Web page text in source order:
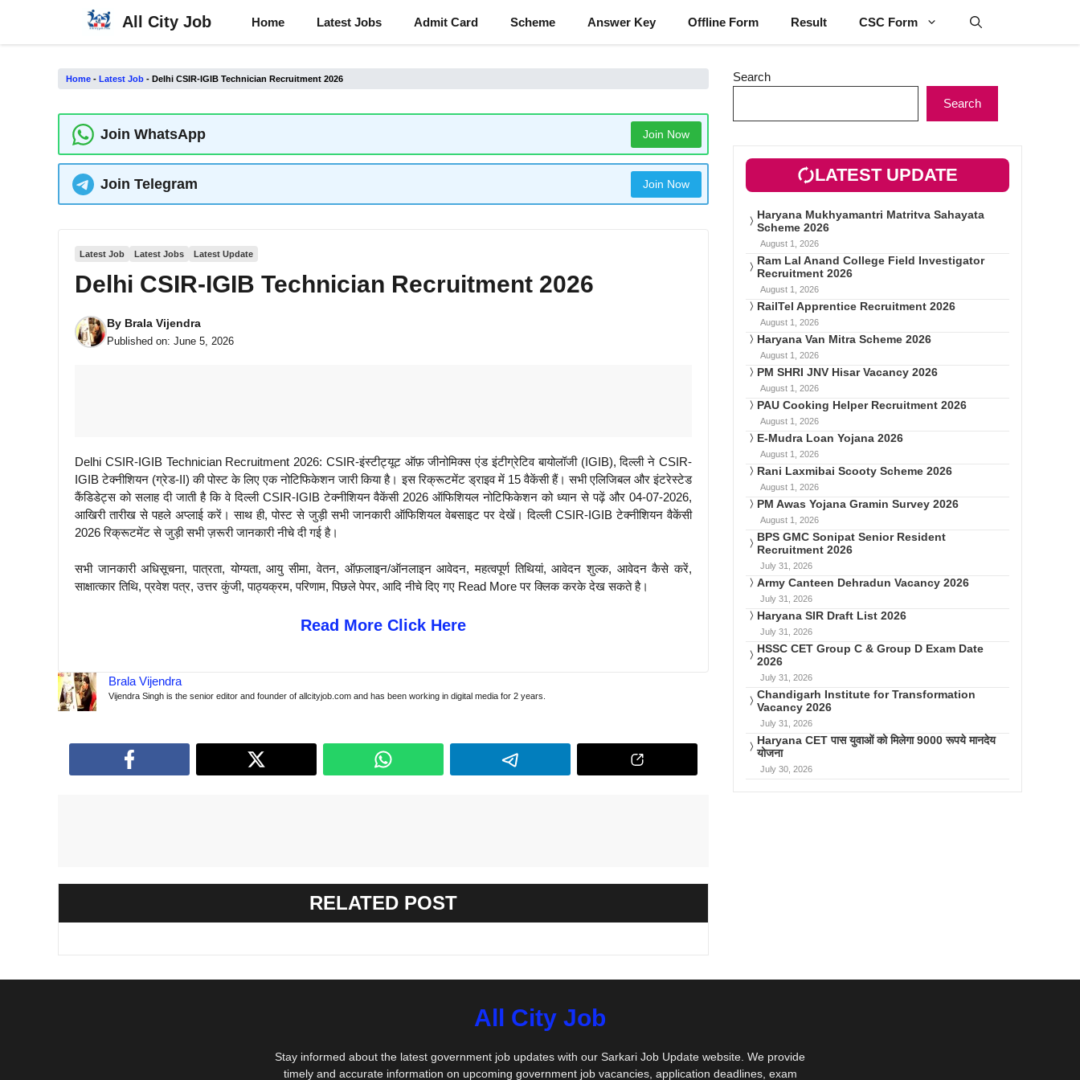
content
All City Job Home Latest Jobs Admit Card Scheme Answer Key Offline Form Result CSC Form
Home - Latest Job - Delhi CSIR-IGIB Technician Recruitment 2026
Join WhatsApp Join Now
Join Telegram Join Now
Latest Job Latest Jobs Latest Update
Delhi CSIR-IGIB Technician Recruitment 2026
By Brala Vijendra
Published on: June 5, 2026
Delhi CSIR-IGIB Technician Recruitment 2026: CSIR-इंस्टीट्यूट ऑफ़ जीनोमिक्स एंड इंटीग्रेटिव बायोलॉजी (IGIB), दिल्ली ने CSIR-
IGIB टेक्नीशियन (ग्रेड-II) की पोस्ट के लिए एक नोटिफिकेशन जारी किया है। इस रिक्रूटमेंट ड्राइव में 15 वैकेंसी हैं। सभी एलिजिबल और इंटरेस्टेड
कैंडिडेट्स को सलाह दी जाती है कि वे दिल्ली CSIR-IGIB टेक्नीशियन वैकेंसी 2026 ऑफिशियल नोटिफिकेशन को ध्यान से पढ़ें और 04-07-2026,
आखिरी तारीख से पहले अप्लाई करें। साथ ही, पोस्ट से जुड़ी सभी जानकारी ऑफिशियल वेबसाइट पर देखें। दिल्ली CSIR-IGIB टेक्नीशियन वैकेंसी
2026 रिक्रूटमेंट से जुड़ी सभी ज़रूरी जानकारी नीचे दी गई है।
सभी जानकारी अधिसूचना, पात्रता, योग्यता, आयु सीमा, वेतन, ऑफ़लाइन/ऑनलाइन आवेदन, महत्वपूर्ण तिथियां, आवेदन शुल्क, आवेदन कैसे करें,
साक्षात्कार तिथि, प्रवेश पत्र, उत्तर कुंजी, पाठ्यक्रम, परिणाम, पिछले पेपर, आदि नीचे दिए गए Read More पर क्लिक करके देख सकते है।
Read More Click Here
Brala Vijendra
Vijendra Singh is the senior editor and founder of allcityjob.com and has been working in digital media for 2 years.
RELATED POST
Search
Search
LATEST UPDATE
Haryana Mukhyamantri Matritva Sahayata
Scheme 2026
August 1, 2026
Ram Lal Anand College Field Investigator
Recruitment 2026
August 1, 2026
RailTel Apprentice Recruitment 2026
August 1, 2026
Haryana Van Mitra Scheme 2026
August 1, 2026
PM SHRI JNV Hisar Vacancy 2026
August 1, 2026
PAU Cooking Helper Recruitment 2026
August 1, 2026
E-Mudra Loan Yojana 2026
August 1, 2026
Rani Laxmibai Scooty Scheme 2026
August 1, 2026
PM Awas Yojana Gramin Survey 2026
August 1, 2026
BPS GMC Sonipat Senior Resident
Recruitment 2026
July 31, 2026
Army Canteen Dehradun Vacancy 2026
July 31, 2026
Haryana SIR Draft List 2026
July 31, 2026
HSSC CET Group C & Group D Exam Date
2026
July 31, 2026
Chandigarh Institute for Transformation
Vacancy 2026
July 31, 2026
Haryana CET पास युवाओं को मिलेगा 9000 रूपये मानदेय
योजना
July 30, 2026
All City Job
Stay informed about the latest government job updates with our Sarkari Job Update website. We provide
timely and accurate information on upcoming government job vacancies, application deadlines, exam